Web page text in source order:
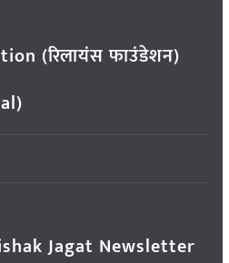
(रिलायंस फाउंडेशन)
Jagat Newsletter